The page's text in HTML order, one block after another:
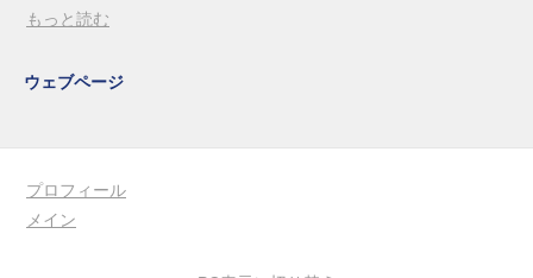
もっと読む
ウェブページ
プロフィール
メイン